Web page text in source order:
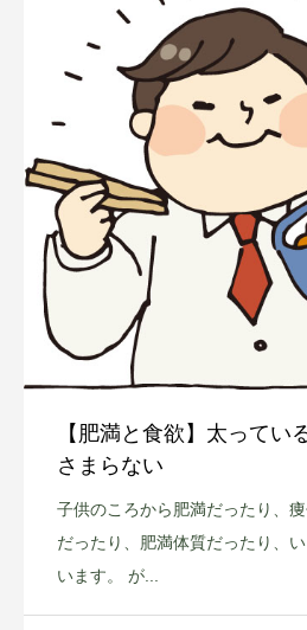
【肥満と食欲】太ってい
さまらない
子供のころから肥満だったり、
だったり、肥満体質だったり、
います。 が...